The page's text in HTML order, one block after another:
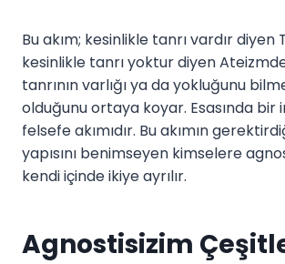
Bu akım; kesinlikle tanrı vardır diyen
kesinlikle tanrı yoktur diyen
tanrının varlığı ya da yokluğunu
olduğunu ortaya koyar. Esasında bir
felsefe akımıdır. Bu akımın
yapısını benimseyen kimselere
kendi içinde ikiye ayrılır.
Agnostisizim